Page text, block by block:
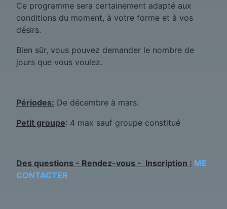
Ce programme sera certainement adapté aux
conditions du moment, à votre forme et à vos
désirs.
Bien sûr, vous pouvez demander le nombre de
jours que vous voulez.
Périodes: De décembre à mars.
Petit groupe: 4 max sauf groupe constitué
Des questions - Rendez-vous - Inscription : ME
CONTACTER